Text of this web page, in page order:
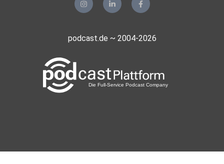
podcast.de ~ 2004-2026